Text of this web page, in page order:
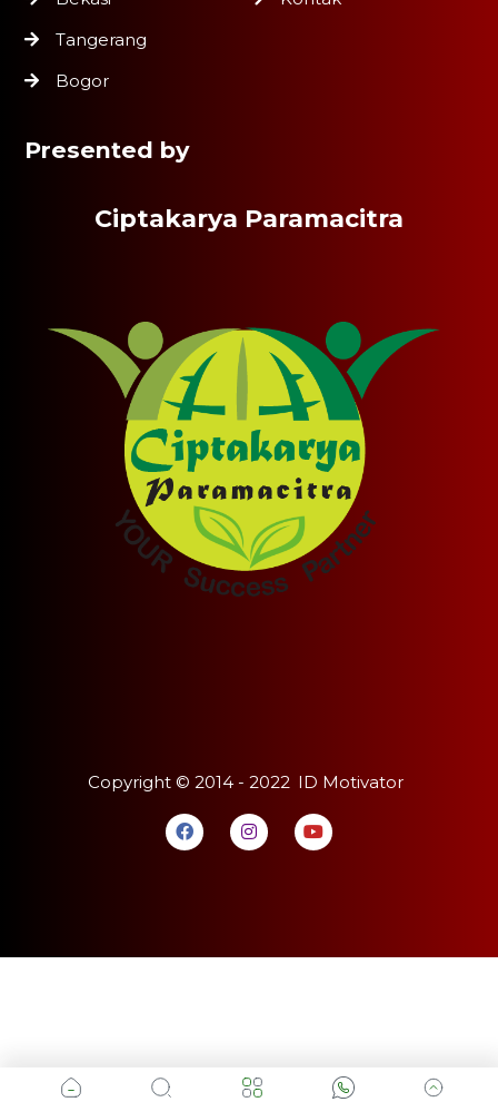
Tangerang
Bogor
Presented by
Ciptakarya Paramacitra
Copyright © 2014 - 2022 ID Motivator